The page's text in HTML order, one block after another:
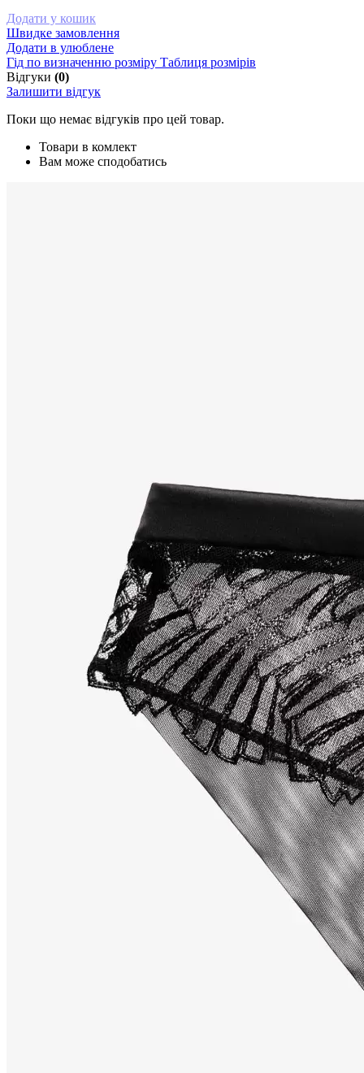
Додати у кошик
Швидке замовлення
Додати в улюблене
Гід по визначенню розміру Таблиця розмірів
Відгуки (0)
Залишити відгук
Поки що немає відгуків про цей товар.
Товари в комлект
Вам може сподобатись